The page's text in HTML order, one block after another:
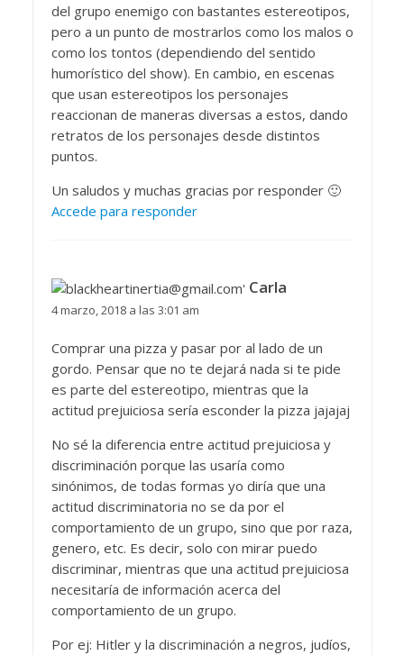
del grupo enemigo con bastantes estereotipos,
pero a un punto de mostrarlos como los malos o
como los tontos (dependiendo del sentido
humorístico del show). En cambio, en escenas
que usan estereotipos los personajes
reaccionan de maneras diversas a estos, dando
retratos de los personajes desde distintos
puntos.
Un saludos y muchas gracias por responder 🙂
Accede para responder
Carla
4 marzo, 2018 a las 3:01 am
Comprar una pizza y pasar por al lado de un
gordo. Pensar que no te dejará nada si te pide
es parte del estereotipo, mientras que la
actitud prejuiciosa sería esconder la pizza jajajaj
No sé la diferencia entre actitud prejuiciosa y
discriminación porque las usaría como
sinónimos, de todas formas yo diría que una
actitud discriminatoria no se da por el
comportamiento de un grupo, sino que por raza,
genero, etc. Es decir, solo con mirar puedo
discriminar, mientras que una actitud prejuiciosa
necesitaría de información acerca del
comportamiento de un grupo.
Por ej: Hitler y la discriminación a negros, judíos,